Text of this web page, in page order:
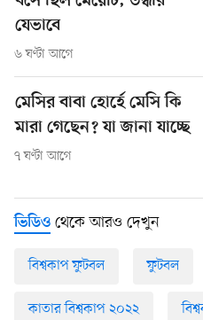
যেভাবে
৬ ঘণ্টা আগে
মেসির বাবা হোর্হে মেসি কি
মারা গেছেন? যা জানা যাচ্ছে
৭ ঘণ্টা আগে
ভিডিও থেকে আরও দেখুন
বিশ্বকাপ ফুটবল ফুটবল
কাতার বিশ্বকাপ ২০২২